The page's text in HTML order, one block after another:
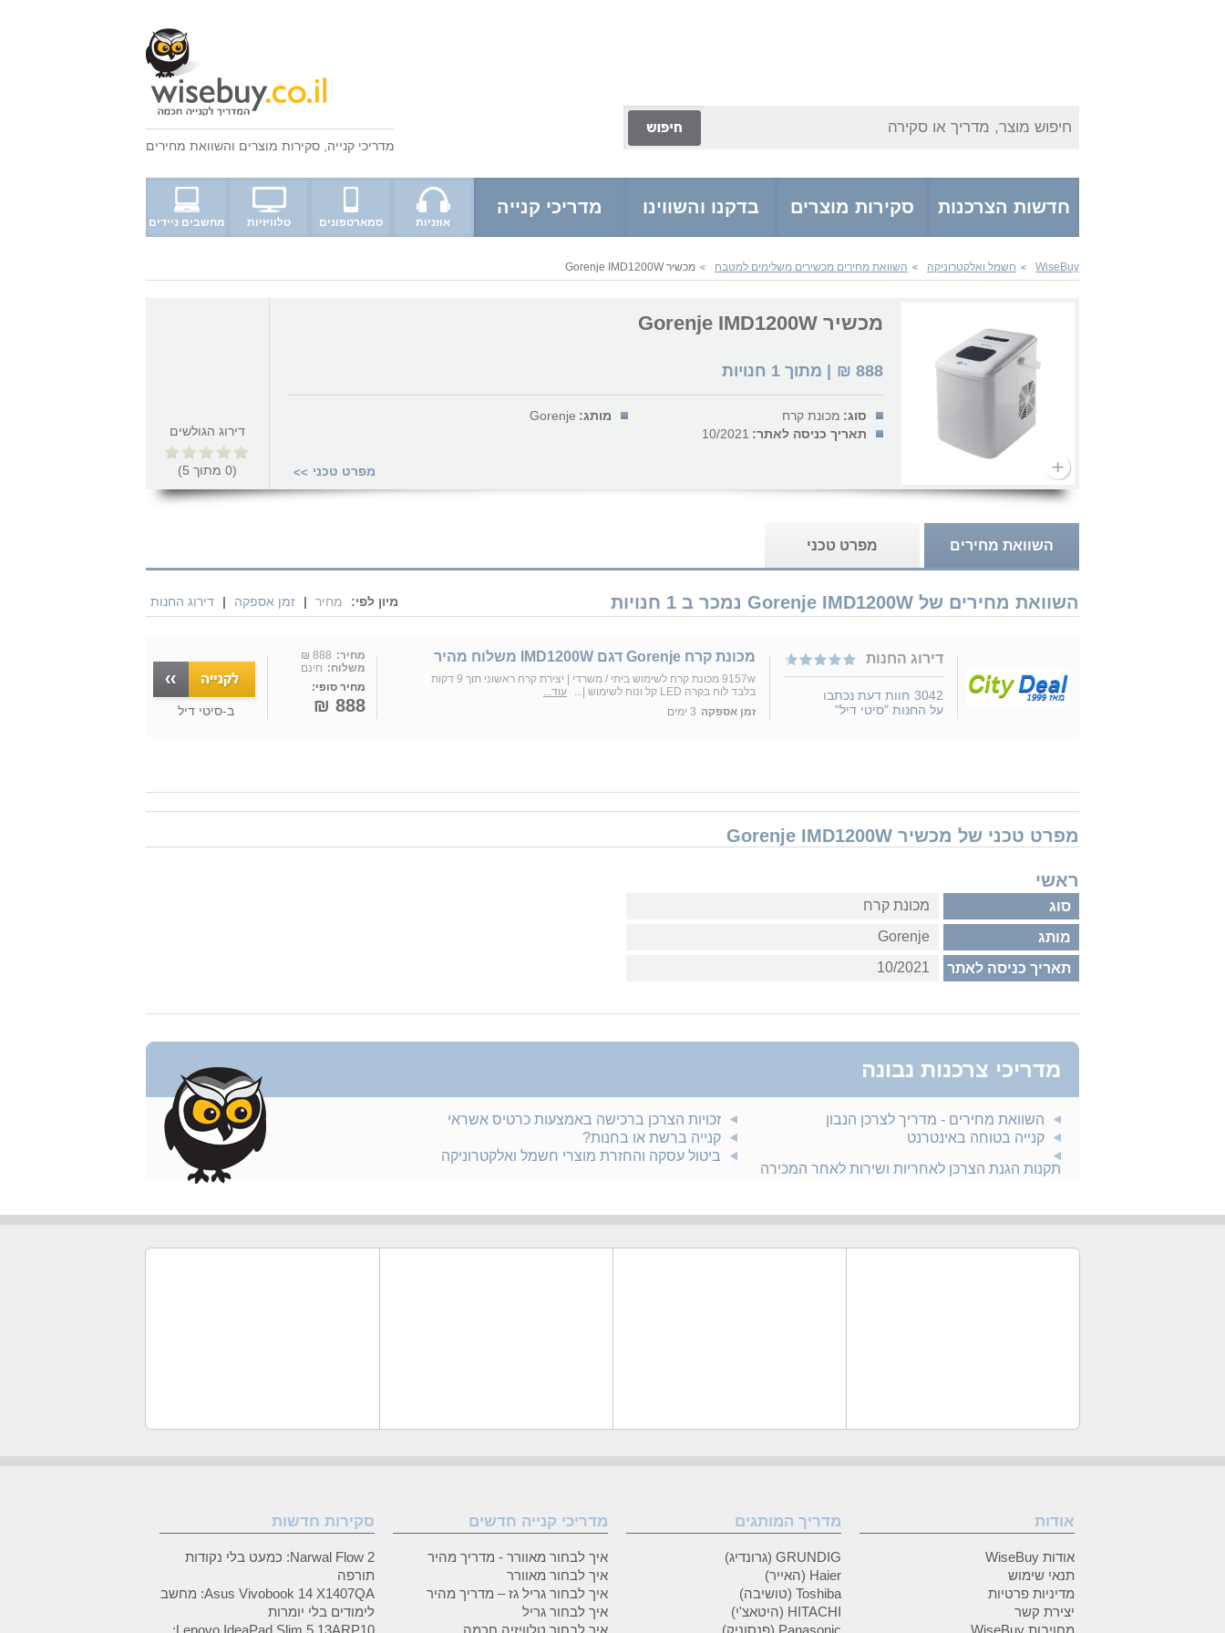
חיפוש מוצר, מדריך או סקירה
מדריכי קנייה סקירות מוצרים והשוואת מחירים
חדשות הצרכנות סקירות מוצרים בדקנו והשווינו מדריכי קנייה
אוזניות סמארטפונים טלוויזיות מחשבים ניידים
WiseBuy
> חשמל ואלקטרוניקה > השוואת מחירים מכשירים משלימים למטבח > מכשיר Gorenje IMD1200W
מכשיר Gorenje IMD1200W
888
₪ | מתוך 1 חנויות
סוג: מכונת קרח מותג: Gorenje
תאריך כניסה לאתר: 10/2021
מפרט טכני >>
דירוג הגולשים
(
0 מתוך 5
)
השוואת מחירים מפרט טכני
השוואת מחירים של Gorenje IMD1200W נמכר ב 1 חנויות מיון לפי: מחיר | זמן אספקה | דירוג החנות
דירוג החנות
3042 חוות דעת נכתבו
על החנות "סיטי דיל"
‏מכונת קרח Gorenje דגם IMD1200W משלוח מהיר
9157w מכונת קרח לשימוש ביתי / משרדי | יצירת קרח ראשוני תוך 9 דקות
בלבד לוח בקרה LED קל ונוח לשימוש |...
עוד...
זמן אספקה 3 ימים
מחיר: 888 ₪
משלוח: חינם
מחיר סופי:
888 ₪ ב-סיטי דיל
מפרט טכני של מכשיר Gorenje IMD1200W
ראשי
סוג מכונת קרח
מותג Gorenje
תאריך כניסה לאתר 10/2021
מדריכי צרכנות נבונה
השוואת מחירים - מדריך לצרכן הנבון
קנייה בטוחה באינטרנט
תקנות הגנת הצרכן לאחריות ושירות לאחר המכירה
זכויות הצרכן ברכישה באמצעות כרטיס אשראי
קנייה ברשת או בחנות?
ביטול עסקה והחזרת מוצרי חשמל ואלקטרוניקה
אודות
אודות WiseBuy
תנאי שימוש
מדיניות פרטיות
יצירת קשר
מחויבות WiseBuy
מדריך המותגים
GRUNDIG (גרונדיג)
Haier (האייר)
Toshiba (טושיבה)
HITACHI (היטאצ'י)
Panasonic (פנסוניק)
מדריכי קנייה חדשים
איך לבחור מאוורר - מדריך מהיר
איך לבחור מאוורר
איך לבחור גריל גז – מדריך מהיר
איך לבחור גריל
איך לבחור טלוויזיה חכמה
סקירות חדשות
Narwal Flow 2: כמעט בלי נקודות
תורפה
Asus Vivobook 14 X1407QA: מחשב
לימודים בלי יומרות
Lenovo IdeaPad Slim 5 13ARP10: